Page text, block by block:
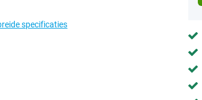
specificaties